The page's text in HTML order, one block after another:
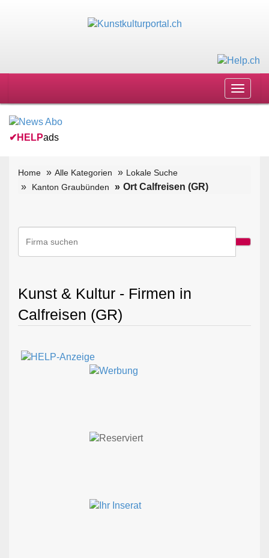
Toggle
✔ HELPads
Home Alle Kategorien
Lokale Suche
Kanton Graubünden
Ort Calfreisen (GR)
Kunst & Kultur - Firmen in
Calfreisen (GR)